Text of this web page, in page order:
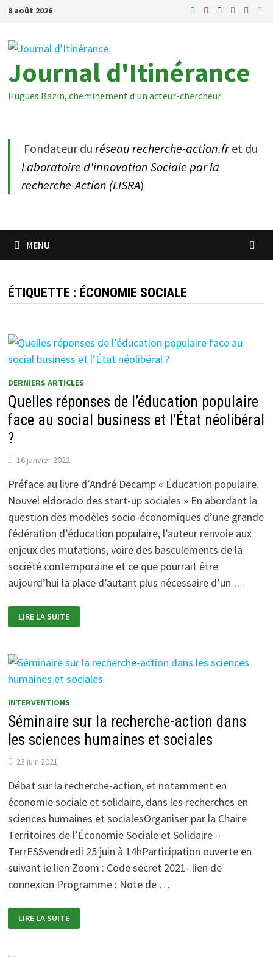
Passer
contenu
8 août 2026
Journal d'Itinérance
Hugues Bazin, cheminement d'un acteur-chercheur
Fondateur duréseau recherche-action.fret du
Laboratoire d'innovation Sociale par la
recherche-Action (LISRA)
MENU
ÉTIQUETTE : ÉCONOMIE SOCIALE
DERNIERS ARTICLES
Quelles réponses de l’éducation populaire
face au social business et l’État néolibéral
?
16 janvier 2022
Préface au livre d’André Decamp « Éducation populaire.
Nouvel eldorado des start-up sociales » En abordant la
question des modèles socio-économiques d’une grande
fédération d’éducation populaire, l’auteur renvoie aux
enjeux des mutations, voire des basculements de la
société contemporaine et ce que pourrait être
aujourd’hui la place d’autant plus nécessaire d’un …
RÉPONSES
DE
AU
BUSINESS
NÉOLIBÉRAL
?
LIRE LA SUITE
INTERVENTIONS
Séminaire sur la recherche-action dans
les sciences humaines et sociales
23 juin 2021
Débat sur la recherche-action, et notamment en
économie sociale et solidaire, dans les recherches en
sciences humaines et socialesOrganiser par la Chaire
Territoires de l’Économie Sociale et Solidaire –
TerrESSvendredi 25 juin à 14hParticipation ouverte en
suivant le lien Zoom : Code secret 2021- lien de
connexion Programme : Note de …
SUR
LA
LIRE LA SUITE